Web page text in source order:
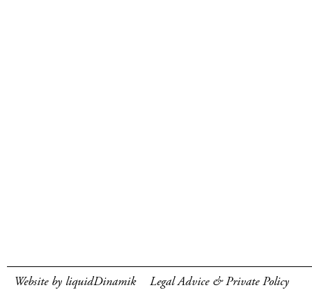
Website by liquidDinamik Legal Advice & Private Policy